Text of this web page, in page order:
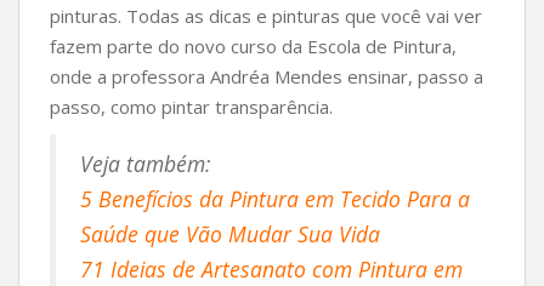
pinturas. Todas as dicas e pinturas que você vai ver
fazem parte do novo curso da Escola de Pintura,
onde a professora Andréa Mendes ensinar, passo a
passo, como pintar transparência.
Veja também:
5 Benefícios da Pintura em Tecido Para a
Saúde que Vão Mudar Sua Vida
71 Ideias de Artesanato com Pintura em